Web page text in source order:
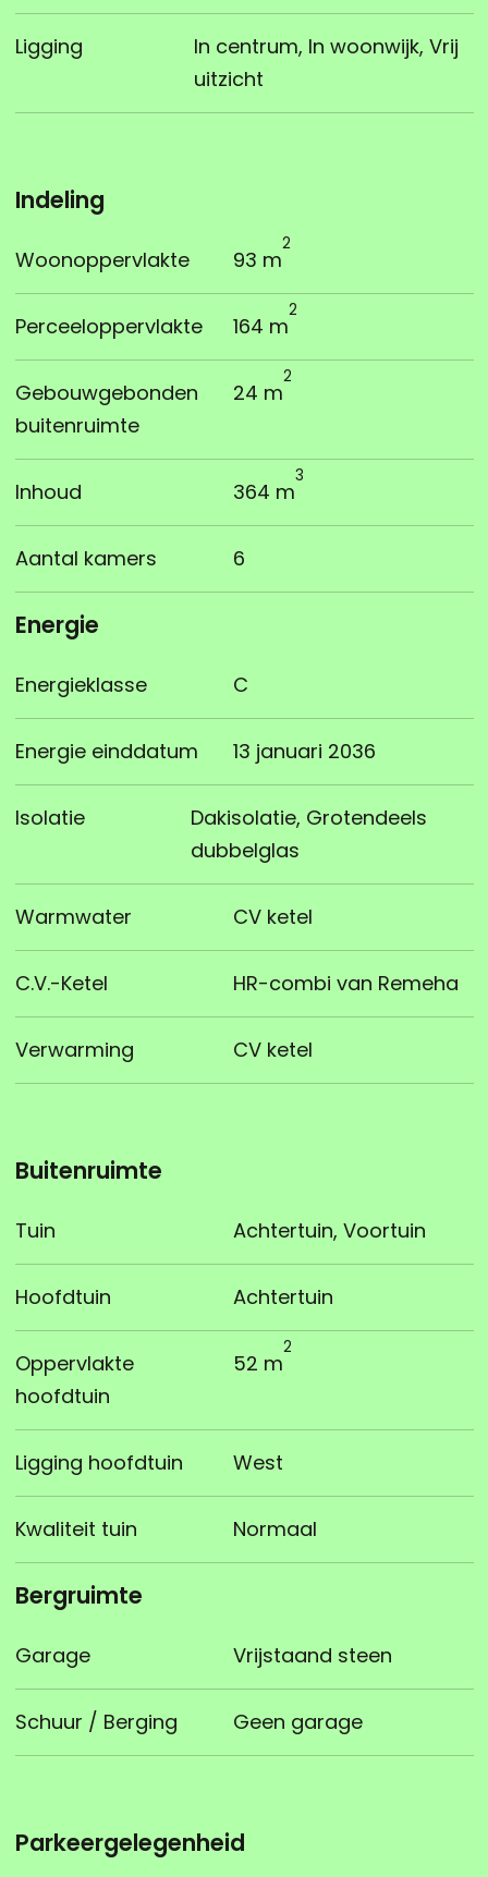
Ligging
In centrum, In woonwijk, Vrij
uitzicht
Indeling
Woonoppervlakte 93 m
2
Perceeloppervlakte 164 m
2
Gebouwgebonden
buitenruimte
24 m
2
Inhoud 364 m
3
Aantal kamers 6
Energie
Energieklasse C
Energie einddatum 13 januari 2036
Isolatie
Dakisolatie, Grotendeels
dubbelglas
Warmwater CV ketel
C.V.-Ketel HR-combi van Remeha
Verwarming CV ketel
Buitenruimte
Tuin Achtertuin, Voortuin
Hoofdtuin Achtertuin
Oppervlakte
hoofdtuin
52 m
2
Ligging hoofdtuin West
Kwaliteit tuin Normaal
Bergruimte
Garage Vrijstaand steen
Schuur / Berging Geen garage
Parkeergelegenheid